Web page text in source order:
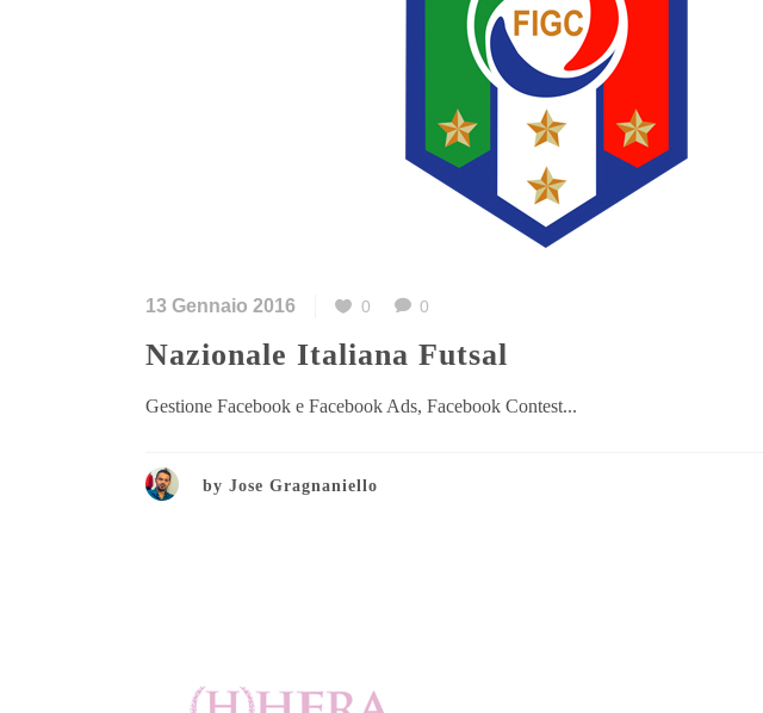
13 Gennaio 2016 0 0
Nazionale Italiana Futsal
Gestione Facebook e Facebook Ads, Facebook Contest...
by Jose Gragnaniello